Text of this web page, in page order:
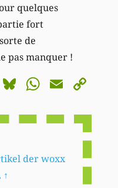
quelques
fort
de
pas manquer !
Facebook
BlueskyEmail
der woxx
↑